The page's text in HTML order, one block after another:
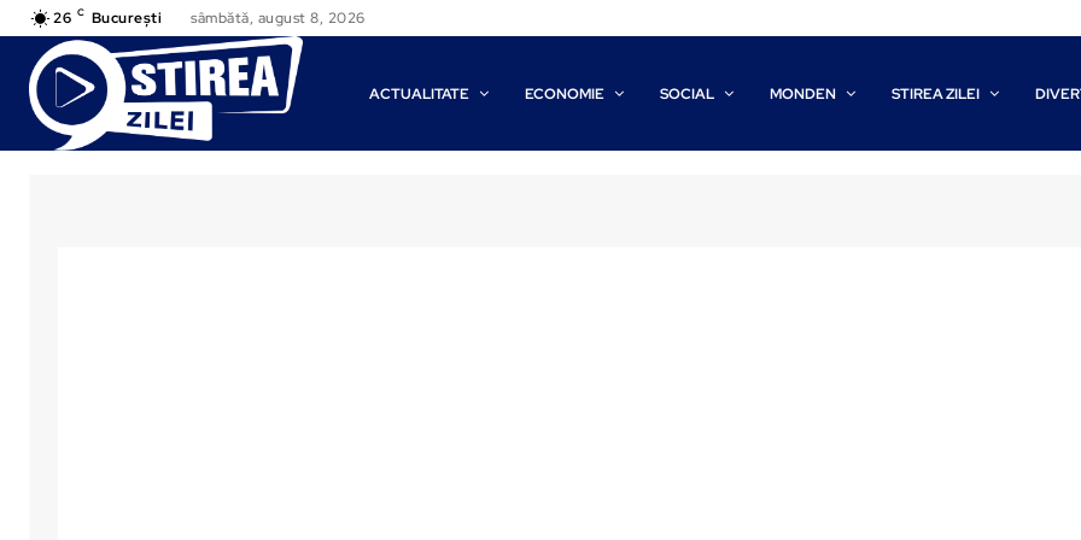
26 C București sâmbătă, august 8, 2026
ACTUALITATE ECONOMIE SOCIAL MONDEN STIREA ZILEI